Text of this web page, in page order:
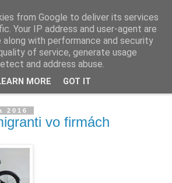
firmu
riadenie ľudí a firiem
2016
vo firmách
from Google to deliver its services
Your IP address and user-agent are
along with performance and security
of service, generate usage
and address abuse.
MORE GOT IT